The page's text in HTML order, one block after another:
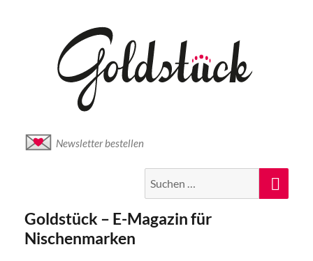
Newsletter bestellen
nach:
Goldstück – E-Magazin für
Nischenmarken